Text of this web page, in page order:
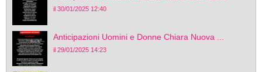
il 30/01/2025 12:40
Anticipazioni Uomini e Donne Chiara Nuova ...
il 29/01/2025 14:23